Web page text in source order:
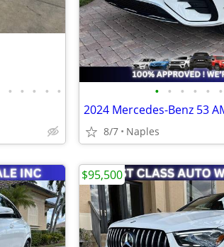
• • • • • • • • • • •
2024 Mercedes-Benz 53
8/7 Naples
$95,500